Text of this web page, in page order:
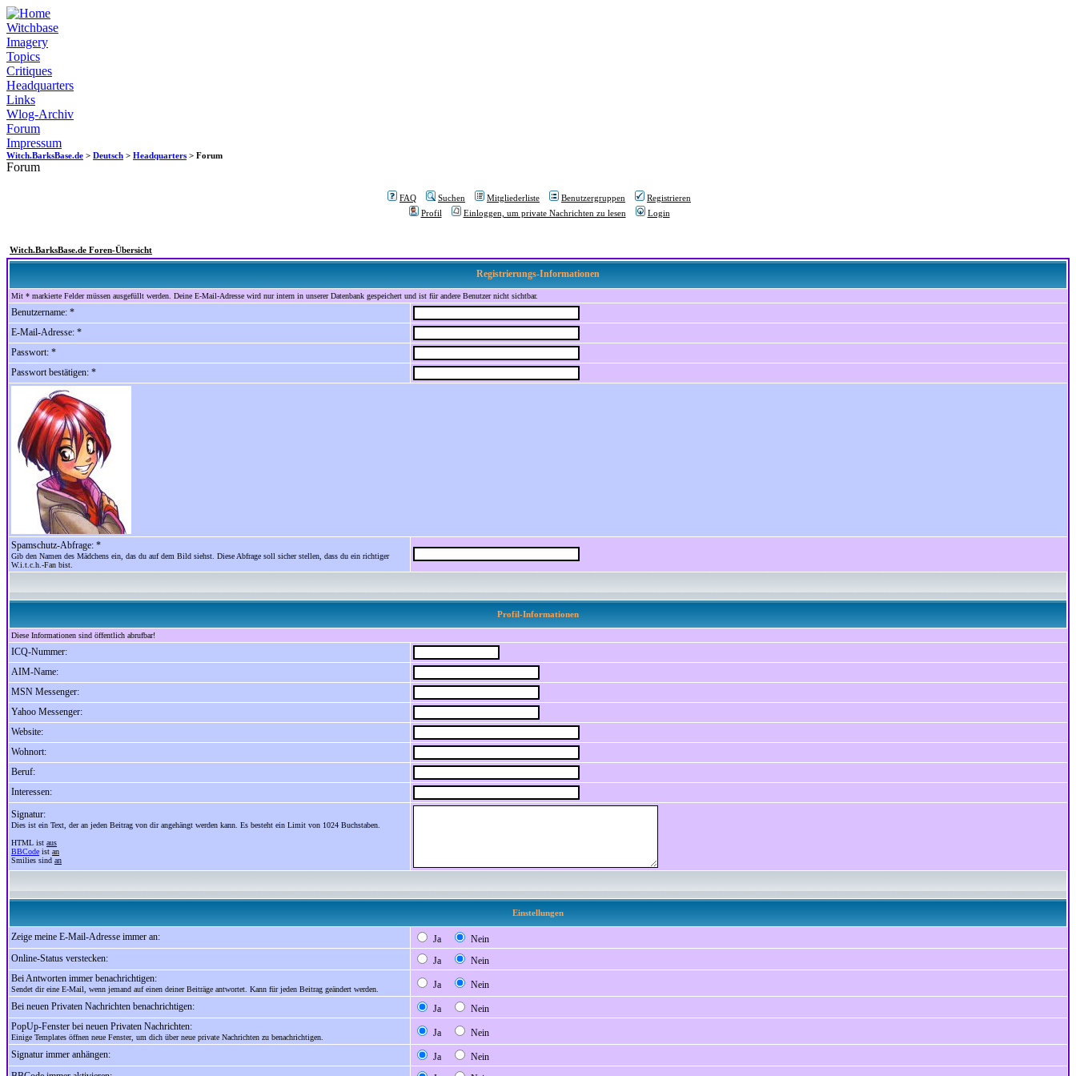
Witchbase
Imagery
Topics
Critiques
Headquarters
Links
Wlog-Archiv
Forum
Impressum
Witch.BarksBase.de > Deutsch > Headquarters > Forum
Forum
FAQ Suchen Mitgliederliste Benutzergruppen
Registrieren
Profil
Einloggen, um private Nachrichten zu lesen Login
Witch.BarksBase.de Foren-Übersicht
Registrierungs-Informationen
Mit * markierte Felder müssen ausgefüllt werden. Deine E-Mail-Adresse wird nur intern in unserer Datenbank gespeichert und ist für andere Benutzer nicht sichtbar.
Benutzername: *
E-Mail-Adresse: *
Passwort: *
Passwort bestätigen: *
Spamschutz-Abfrage: *
Gib den Namen des Mädchens ein, das du auf dem Bild siehst. Diese Abfrage soll sicher stellen, dass du ein richtiger
W.i.t.c.h.-Fan bist.
Profil-Informationen
Diese Informationen sind öffentlich abrufbar!
ICQ-Nummer:
AIM-Name:
MSN Messenger:
Yahoo Messenger:
Website:
Wohnort:
Beruf:
Interessen:
Signatur:
Dies ist ein Text, der an jeden Beitrag von dir angehängt werden kann. Es besteht ein Limit von 1024 Buchstaben.
HTML ist aus
BBCode ist an
Smilies sind an
Einstellungen
Zeige meine E-Mail-Adresse immer an: Ja
Nein
Online-Status verstecken:
Ja
Nein
Bei Antworten immer benachrichtigen:
Sendet dir eine E-Mail, wenn jemand auf einen deiner Beiträge antwortet. Kann für jeden Beitrag geändert werden. Ja
Nein
Bei neuen Privaten Nachrichten benachrichtigen:
Ja
Nein
PopUp-Fenster bei neuen Privaten Nachrichten:
Einige Templates öffnen neue Fenster, um dich über neue private Nachrichten zu benachrichtigen. Ja
Nein
Signatur immer anhängen:
Ja
Nein